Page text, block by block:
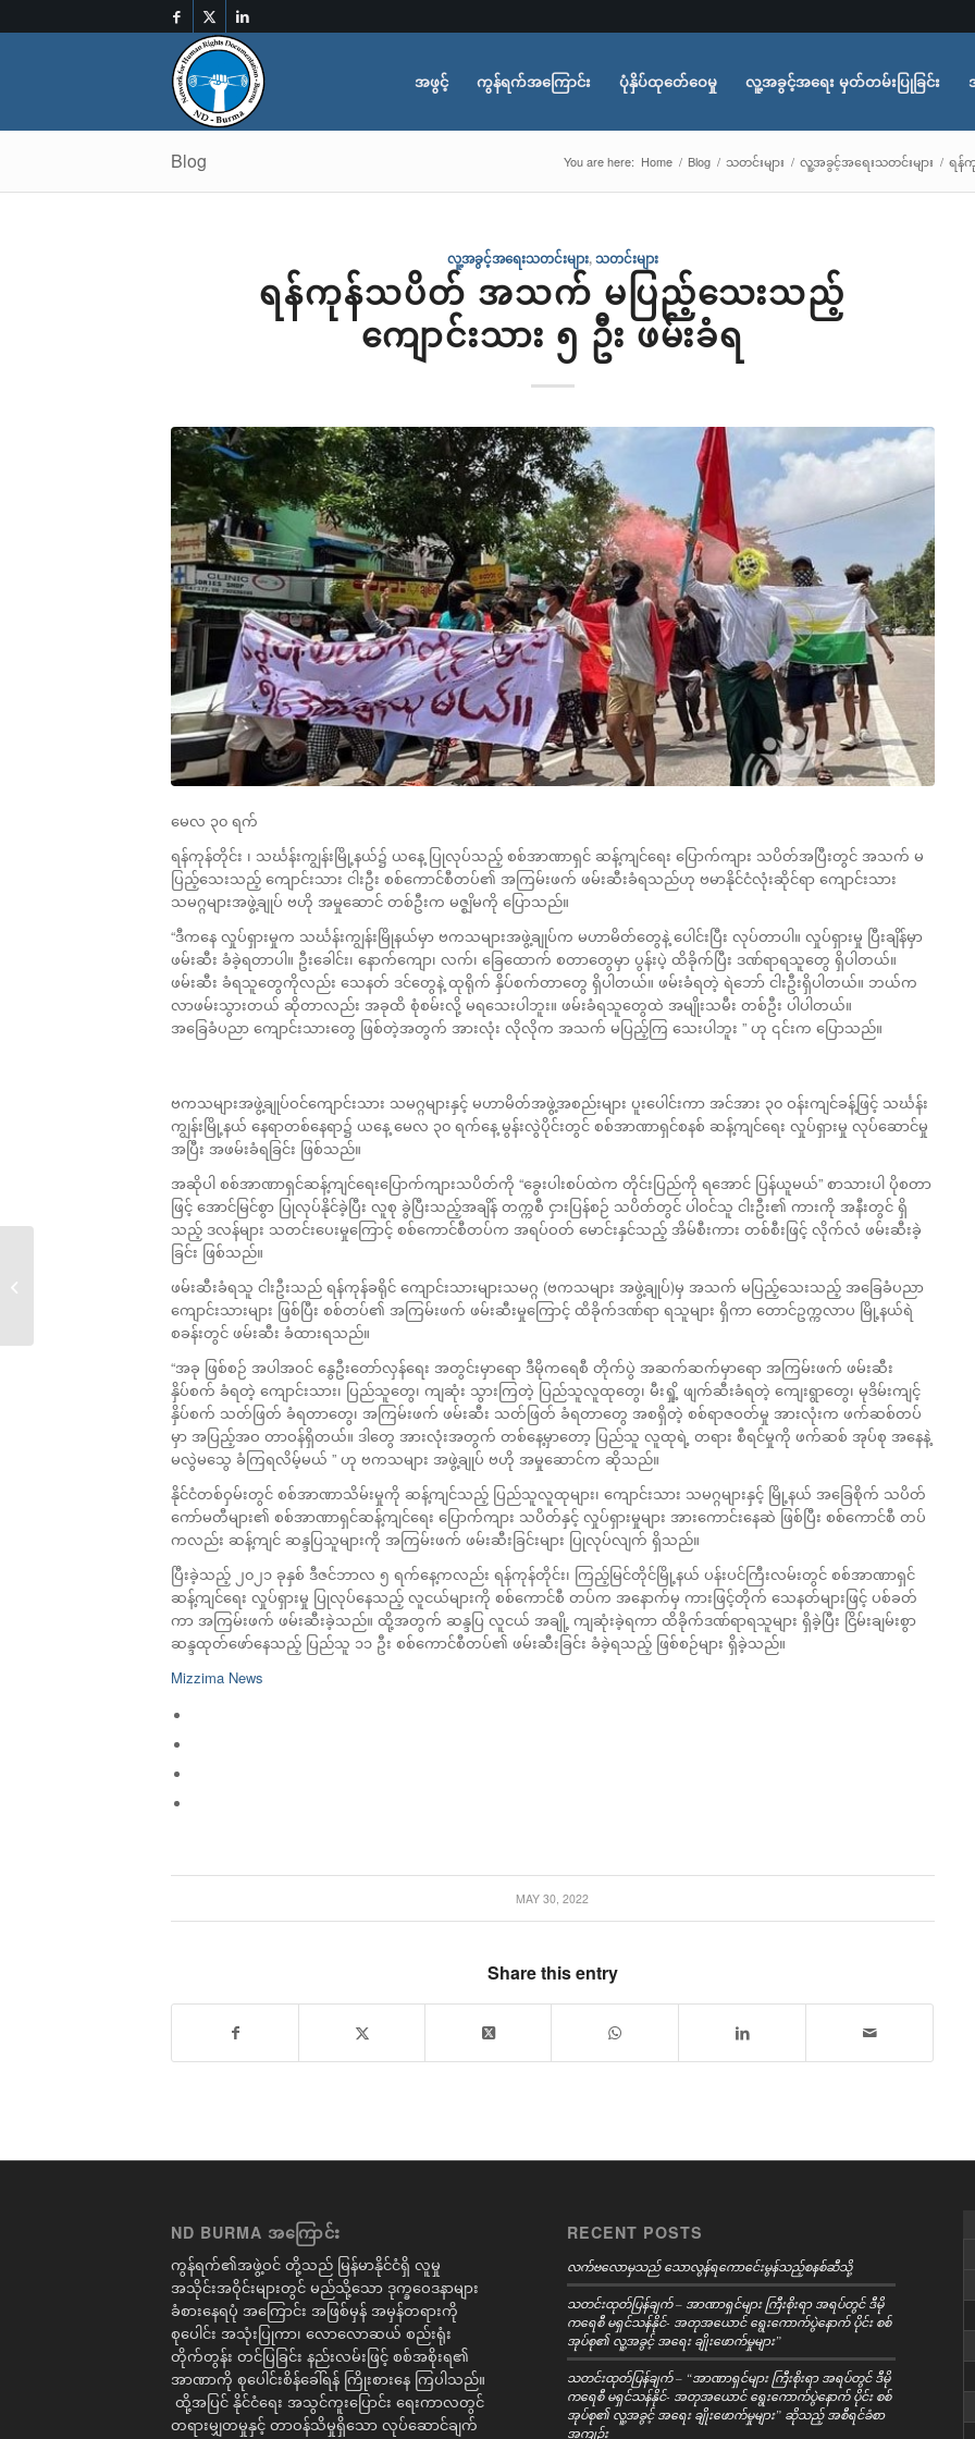
အဖွင့် ကွန်ရက်အကြောင်း ပုံနှိပ်ထုတ်ေဝေမှု လူ့အခွင့်အရေး မှတ်တမ်းပြုခြင်း
Blog You are here: Home / Blog / သတင်းများ / လူ့အခွင့်အရေးသတင်းများ / ရန်
လူ့အခွင့်အရေးသတင်းများ,သတင်းများ
ရန်ကုန်သပိတ် အသက် မပြည့်သေးသည့်
ကျောင်းသား ၅ ဦး ဖမ်းခံရ
မေလ ၃၀ ရက်
ရန်ကုန်တိုင်း ၊ သင်္ဃန်းကျွန်းမြို့နယ်၌ ယနေ့ ပြုလုပ်သည့် စစ်အာဏာရှင် ဆန့်ကျင်ရေး ပြောက်ကျား သပိတ်အပြီးတွင် အသက် မ
ပြည့်သေးသည့် ကျောင်းသား ငါးဦး စစ်ကောင်စီတပ်၏ အကြမ်းဖက် ဖမ်းဆီးခံရသည်ဟု ဗမာနိုင်ငံလုံးဆိုင်ရာ ကျောင်းသား
သမဂ္ဂများအဖွဲ့ချုပ် ဗဟို အမှုဆောင် တစ်ဦးက မဇ္စျိမကို ပြောသည်။
“ဒီကနေ လှုပ်ရှားမှုက သင်္ဃန်းကျွန်းမြိုနယ်မှာ ဗကသများအဖွဲ့ချုပ်က မဟာမိတ်တွေနဲ့ ပေါင်းပြီး လုပ်တာပါ။ လှုပ်ရှားမှု ပြီးချိန်မှာ
ဖမ်းဆီး ခံခဲ့ရတာပါ။ ဦးခေါင်း၊ နောက်ကျော၊ လက်၊ ခြေထောက် စတာတွေမှာ ပွန်းပဲ့ ထိခိုက်ပြီး ဒဏ်ရာရသူတွေ ရှိပါတယ်။
ဖမ်းဆီး ခံရသူတွေကိုလည်း သေနတ် ဒင်တွေနဲ့ ထုရိုက် နှိပ်စက်တာတွေ ရှိပါတယ်။ ဖမ်းခံရတဲ့ ရဲဘော် ငါးဦးရှိပါတယ်။ ဘယ်က
လာဖမ်းသွားတယ် ဆိုတာလည်း အခုထိ စုံစမ်းလို့ မရသေးပါဘူး။ ဖမ်းခံရသူ‌တွေထဲ အမျိုးသမီး တစ်ဦး ပါပါတယ်။
အခြေခံပညာ ကျောင်းသားတွေ ဖြစ်တဲ့အတွက် အားလုံး လိုလိုက အသက် မပြည့်ကြ သေးပါဘူး ” ဟု ၎င်းက ပြောသည်။
ဗကသများအဖွဲ့ချုပ်ဝင်ကျောင်းသား သမဂ္ဂများနှင့် မဟာမိတ်အဖွဲ့အစည်းများ ပူးပေါင်းကာ အင်အား ၃၀ ဝန်းကျင်ခန့်ဖြင့် သင်္ဃန်း
ကျွန်းမြို့နယ် နေရာတစ်နေရာ၌ ယနေ့ မေလ ၃၀ ရက်နေ့ မွန်းလွဲပိုင်းတွင် စစ်အာဏာရှင်စနစ် ဆန့်ကျင်ရေး လှုပ်ရှားမှု လုပ်ဆောင်မှု
အပြီး အဖမ်းခံရခြင်း ဖြစ်သည်။
အဆိုပါ စစ်အာဏာရှင်ဆန့်ကျင်ရေးပြောက်ကျားသပိတ်ကို “ခွေးပါးစပ်ထဲက တိုင်းပြည်ကို ရအောင် ပြန်ယူမယ်” စာသားပါ ပိုစတာ
ဖြင့် အောင်မြင်စွာ ပြုလုပ်နိုင်ခဲ့ပြီး လူစု ခွဲပြီးသည့်အချိန် တက္ကစီ ငှားပြန်စဉ် သပိတ်တွင် ပါဝင်သူ ငါးဦး၏ ကားကို အနီးတွင် ရှိ
သည့် ဒလန်များ သတင်းပေးမှုကြောင့် စစ်ကောင်စီတပ်က အရပ်ဝတ် မောင်းနှင်သည့် အိမ်စီးကား တစ်စီးဖြင့် လိုက်လံ ဖမ်းဆီးခဲ့
ခြင်း ဖြစ်သည်။
ဖမ်းဆီးခံရသူ ငါးဦးသည် ရန်ကုန်ခရိုင် ကျောင်းသားများသမဂ္ဂ (ဗကသများ အဖွဲ့ချုပ်)မှ အသက် မပြည့်သေးသည့် အခြေခံပညာ
ကျောင်းသားများ ဖြစ်ပြီး စစ်တပ်၏ အကြမ်းဖက် ဖမ်းဆီးမှုကြောင့် ထိခိုက်ဒဏ်ရာ ရသူများ ရှိကာ တောင်ဥက္ကလာပ မြို့နယ်ရဲ
စခန်းတွင် ဖမ်းဆီး ခံထားရသည်။
“အခု ဖြစ်စဉ် အပါအဝင် နွေဦးတော်လှန်ရေး အတွင်းမှာရော ဒီမိုကရေစီ တိုက်ပွဲ အဆက်ဆက်မှာရော အကြမ်းဖက် ဖမ်းဆီး
နှိပ်စက် ခံရတဲ့ ကျောင်းသား၊ ပြည်သူတွေ၊ ကျဆုံး သွားကြတဲ့ ပြည်သူလူထုတွေ၊ မီးရှို့ ဖျက်ဆီးခံရတဲ့ ကျေးရွာတွေ၊ မုဒိမ်းကျင့်
နှိပ်စက် သတ်ဖြတ် ခံရတာတွေ၊ အကြမ်းဖက် ဖမ်းဆီး သတ်ဖြတ် ခံရတာတွေ အစရှိတဲ့ စစ်ရာဇဝတ်မှု အားလုံးက ဖက်ဆစ်တပ်
မှာ အပြည့်အဝ တာဝန်ရှိတယ်။ ဒါတွေ အားလုံးအတွက် တစ်နေ့မှာတော့ ပြည်သူ လူထုရဲ့ တရား စီရင်မှုကို ဖက်ဆစ် အုပ်စု အနေနဲ့
မလွဲမသွေ ခံကြရလိမ့်မယ် ” ဟု ဗကသများ အဖွဲ့ချုပ် ဗဟို အမှုဆောင်က ဆိုသည်။
နိုင်ငံတစ်ဝှမ်းတွင် စစ်အာဏာသိမ်းမှုကို ဆန့်ကျင်သည့် ပြည်သူလူထုများ၊ ကျောင်းသား သမဂ္ဂများနှင့် မြို့နယ် အခြေစိုက် သပိတ်
ကော်မတီများ၏ စစ်အာဏာရှင်ဆန့်ကျင်ရေး ပြောက်ကျား သပိတ်နှင့် လှုပ်ရှားမှုများ အားကောင်းနေဆဲ ဖြစ်ပြီး စစ်ကောင်စီ တပ်
ကလည်း ဆန့်ကျင် ဆန္ဒပြသူများကို အကြမ်းဖက် ဖမ်းဆီးခြင်းများ ပြုလုပ်လျက် ရှိသည်။
ပြီးခဲ့သည့် ၂၀၂၁ ခုနှစ် ဒီဇင်ဘာလ ၅ ရက်နေ့ကလည်း ရန်ကုန်တိုင်း၊ ကြည့်မြင်တိုင်မြို့နယ် ပန်းပင်ကြီးလမ်းတွင် စစ်အာဏာရှင်
ဆန့်ကျင်ရေး လှုပ်ရှားမှု ပြုလုပ်နေသည့် လူငယ်များကို စစ်ကောင်စီ တပ်က အနောက်မှ ကားဖြင့်တိုက် သေနတ်များဖြင့် ပစ်ခတ်
ကာ အကြမ်းဖက် ဖမ်းဆီးခဲ့သည်။ ထို့အတွက် ဆန္ဒပြ လူငယ် အချို့ ကျဆုံးခဲ့ရကာ ထိခိုက်ဒဏ်ရာရသူများ ရှိခဲ့ပြီး ငြိမ်းချမ်းစွာ
ဆန္ဒထုတ်ဖော်နေသည့် ပြည်သူ ၁၁ ဦး စစ်ကောင်စီတပ်၏ ဖမ်းဆီးခြင်း ခံခဲ့ရသည့် ဖြစ်စဉ်များ ရှိခဲ့သည်။
Mizzima News
MAY 30, 2022
Share this entry
ND BURMA အကြောင်း
ကွန်ရက်၏အဖွဲ့ဝင် တို့သည် မြန်မာနိုင်ငံရှိ လူမှု
အသိုင်းအဝိုင်းများတွင် မည်သို့သော ဒုက္ခဝေဒနာများ
ခံစားနေရပုံ အကြောင်း အဖြစ်မှန် အမှန်တရားကို
စုပေါင်း အသုံးပြုကာ၊ လောလောဆယ် စည်းရုံး
တိုက်တွန်း တင်ပြခြင်း နည်းလမ်းဖြင့် စစ်အစိုးရ၏
အာဏာကို စုပေါင်းစိန်ခေါ်ရန် ကြိုးစားနေ ကြပါသည်။
ထို့အပြင် နိုင်ငံရေး အသွင်ကူးပြောင်း ရေးကာလတွင်
တရားမျှတမှုနှင့် တာဝန်သိမှုရှိသော လုပ်ဆောင်ချက်
RECENT POSTS
လက်ဗလောမှသည် သောလွန်ရကောင်ေးမွန်သည့်စနစ်ဆီသို့
သတင်းထုတ်ပြန်ချက် – အာဏာရှင်များ ကြီးစိုးရာ အရပ်တွင် ဒီမို
ကရေစီ မရှင်သန်နိုင်- အတုအယောင် ရွေးကောက်ပွဲနောက် ပိုင်း စစ်
အုပ်စု၏ လူ့အခွင့် အရေး ချိုးဖောက်မှုများ”
သတင်းထုတ်ပြန်ချက် – “အာဏာရှင်များ ကြီးစိုးရာ အရပ်တွင် ဒီမို
ကရေစီ မရှင်သန်နိုင်- အတုအယောင် ရွေးကောက်ပွဲနောက် ပိုင်း စစ်
အုပ်စု၏ လူ့အခွင့် အရေး ချိုးဖောက်မှုများ” ဆိုသည့် အစီရင်ခံစာ
အကျဉ်း